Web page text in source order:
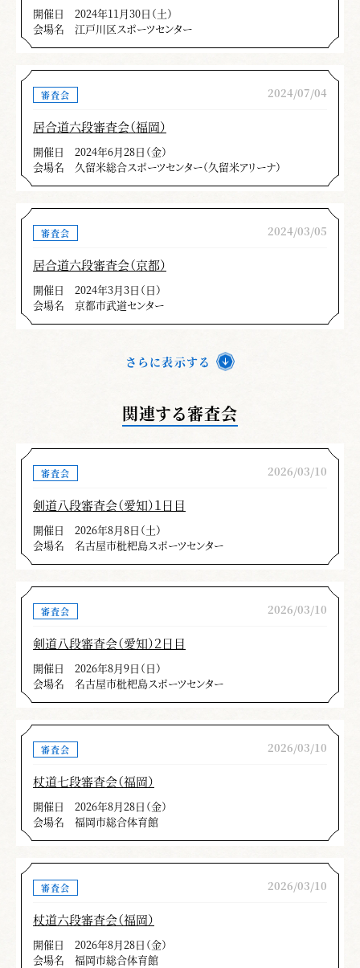
開催日
2024年11月30日（土）
会場名
江戸川区スポーツセンター
審査会 2024/07/04
居合道六段審査会（福岡）
開催日
2024年6月28日（金）
会場名
久留米総合スポーツセンター（久留米アリーナ）
審査会 2024/03/05
居合道六段審査会（京都）
開催日
2024年3月3日（日）
会場名
京都市武道センター
さらに表示する
関連する審査会
審査会 2026/03/10
剣道八段審査会（愛知）１日目
開催日
2026年8月8日（土）
会場名
名古屋市枇杷島スポーツセンター
審査会 2026/03/10
剣道八段審査会（愛知）２日目
開催日
2026年8月9日（日）
会場名
名古屋市枇杷島スポーツセンター
審査会 2026/03/10
杖道七段審査会（福岡）
開催日
2026年8月28日（金）
会場名
福岡市総合体育館
審査会 2026/03/10
杖道六段審査会（福岡）
開催日
2026年8月28日（金）
会場名
福岡市総合体育館